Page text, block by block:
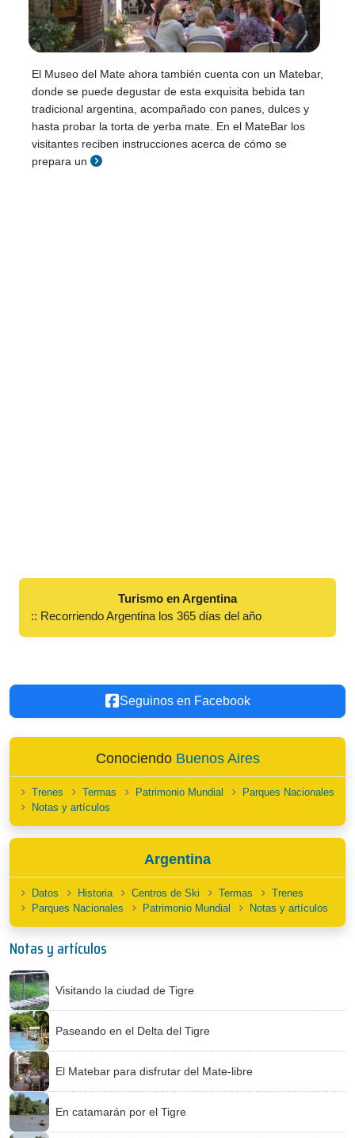
El Museo del Mate ahora también cuenta con un Matebar,
donde se puede degustar de esta exquisita bebida tan
tradicional argentina, acompañado con panes, dulces y
hasta probar la torta de yerba mate. En el MateBar los
visitantes reciben instrucciones acerca de cómo se
prepara un
Turismo en Argentina
:: Recorriendo Argentina los 365 días del año
Seguinos en Facebook
Conociendo Buenos Aires
Trenes Termas Patrimonio Mundial
Parques Nacionales
Notas y artículos
Argentina
Datos Historia Centros de Ski Termas
Trenes
Parques Nacionales
Patrimonio Mundial Notas y artículos
Notas y artículos
Visitando la ciudad de Tigre
Paseando en el Delta del Tigre
El Matebar para disfrutar del Mate-libre
En catamarán por el Tigre